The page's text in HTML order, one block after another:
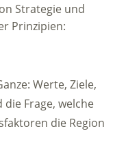
Strategie und
Prinzipien:
Werte, Ziele,
Frage, welche
die Region